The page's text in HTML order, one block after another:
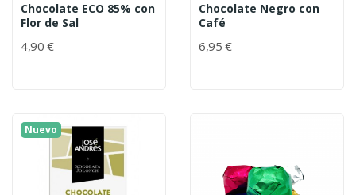
Chocolate ECO 85% con
Flor de Sal
4,90 €
Chocolate Negro con
Café
6,95 €
Nuevo